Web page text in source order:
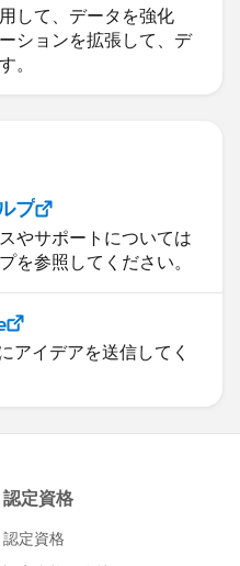
して、データを強化
ションを拡張して、デ
。
プ
やサポートについては
を参照してください。
アイデアを送信してく